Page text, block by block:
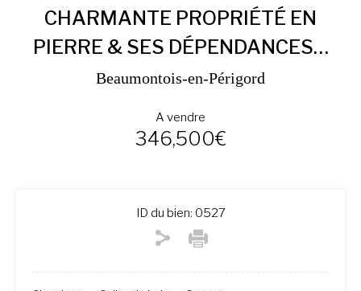
CHARMANTE PROPRIÉTÉ EN
PIERRE & SES DÉPENDANCES…
Beaumontois-en-Périgord
A vendre
346,500€
ID du bien: 0527